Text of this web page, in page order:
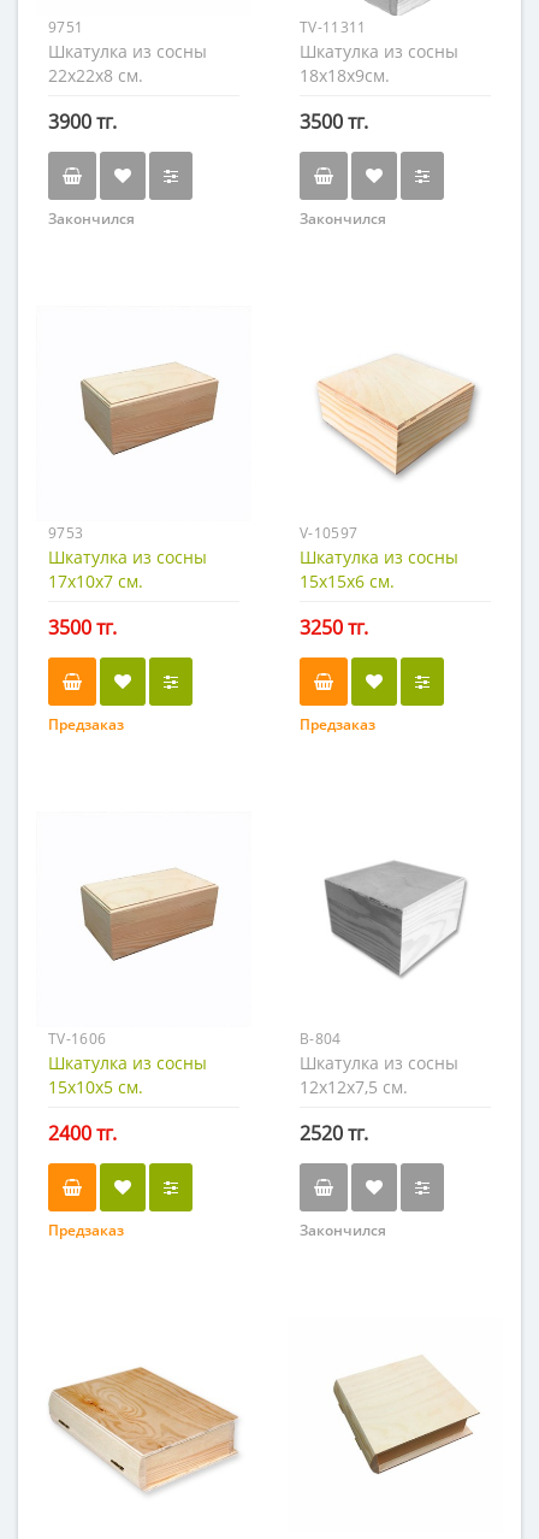
9751
Шкатулка из сосны
22х22х8 см.
3900 тг.
Закончился
TV-11311
Шкатулка из сосны
18х18х9см.
3500 тг.
Закончился
9753
Шкатулка из сосны
17х10х7 см.
3500 тг.
Предзаказ
V-10597
Шкатулка из сосны
15х15х6 см.
3250 тг.
Предзаказ
TV-1606
Шкатулка из сосны
15х10х5 см.
2400 тг.
Предзаказ
B-804
Шкатулка из сосны
12х12х7,5 см.
2520 тг.
Закончился